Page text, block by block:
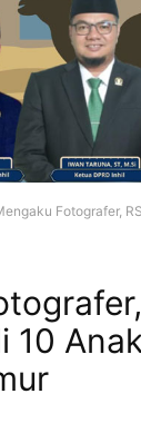
Fotografer,
10